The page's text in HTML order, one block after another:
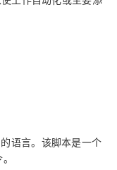
语言。该脚本是一个